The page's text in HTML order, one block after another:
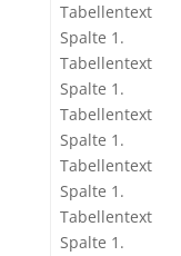
Tabellentext
Spalte 1.
Tabellentext
Spalte 1.
Tabellentext
Spalte 1.
Tabellentext
Spalte 1.
Tabellentext
Spalte 1.